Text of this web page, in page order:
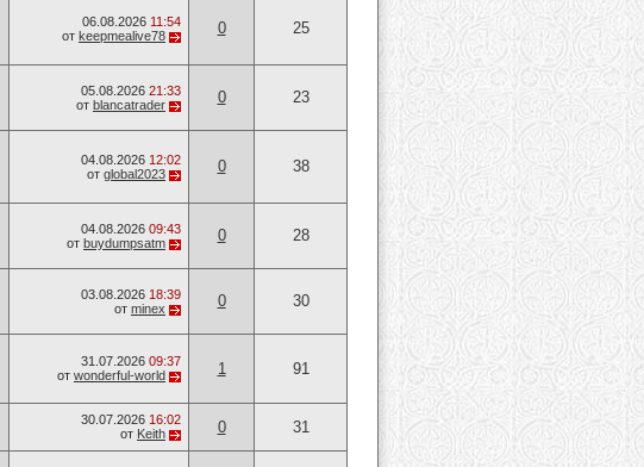
06.08.2026 11:54
от keepmealive78 0 25
05.08.2026 21:33
от blancatrader 0 23
04.08.2026 12:02
от global2023 0 38
04.08.2026 09:43
от buydumpsatm 0 28
03.08.2026 18:39
от minex 0 30
31.07.2026 09:37
от wonderful-world 1 91
30.07.2026 16:02
от Keith 0 31